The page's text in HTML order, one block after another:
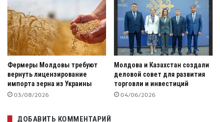
Фермеры Молдовы требуют
вернуть лицензирование
импорта зерна из Украины
03/08/2026
Молдова и Казахстан создали
деловой совет для развития
торговли и инвестиций
04/06/2026
ДОБАВИТЬ КОММЕНТАРИЙ